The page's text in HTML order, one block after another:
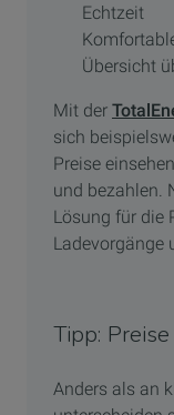
Echtzeit
Übersicht
Mit der
sich
Preise
und bezahlen.
Lösung für die
Ladevorgänge
Tipp:
Anders als an